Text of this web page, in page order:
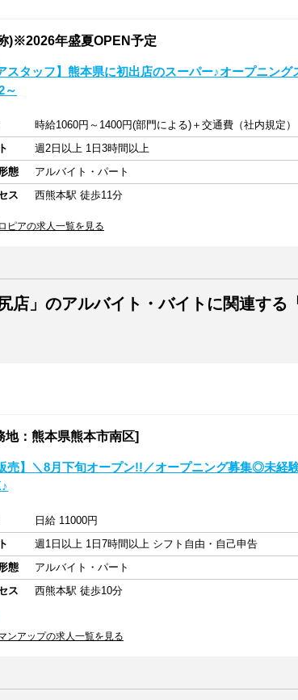
)※2026年盛夏OPEN予定
スタッフ】熊本県に初出店のスーパー♪オープニン
～
時給1060円～1400円(部門による)＋交通費（社内規定）
週2日以上 1日3時間以上
態
アルバイト・パート
ス
西熊本駅 徒歩11分
ピアの求人一覧を見る
店」のアルバイト・バイトに関連する
：熊本県熊本市南区]
売】＼8月下旬オープン!!／オープニング募集◎未経
日給 11000円
週1日以上 1日7時間以上 シフト自由・自己申告
態
アルバイト・パート
ス
西熊本駅 徒歩10分
ンアップの求人一覧を見る